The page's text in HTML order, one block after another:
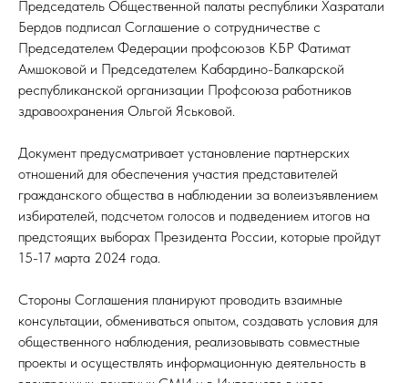
Председатель Общественной палаты республики Хазратали
Бердов подписал Соглашение о сотрудничестве с
Председателем Федерации профсоюзов КБР Фатимат
Амшоковой и Председателем Кабардино-Балкарской
республиканской организации Профсоюза работников
здравоохранения Ольгой Яськовой.
Документ предусматривает установление партнерских
отношений для обеспечения участия представителей
гражданского общества в наблюдении за волеизъявлением
избирателей, подсчетом голосов и подведением итогов на
предстоящих выборах Президента России, которые пройдут
15-17 марта 2024 года.
Стороны Соглашения планируют проводить взаимные
консультации, обмениваться опытом, создавать условия для
общественного наблюдения, реализовывать совместные
проекты и осуществлять информационную деятельность в